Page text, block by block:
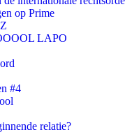
op Prime
LAPO
#4
relatie?